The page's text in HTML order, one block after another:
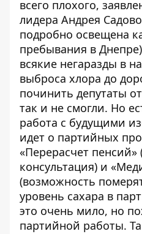
всего плохого,
лидера Андрея
подробно освещена
пребывания в
всякие негаразды в
выброса хлора до
починить депутаты
так и не смогли. Но
работа с будущими
идет о партийных
«Перерасчет
консультация) и
(возможность
уровень сахара в
это очень мило, но
партийной работы.